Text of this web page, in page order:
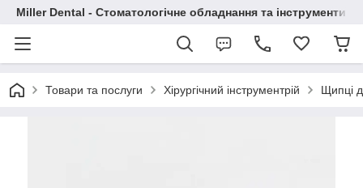
Miller Dental - Стоматологічне обладнання та інструменти
Товари та послуги Хірургічний інструментрій Щипці